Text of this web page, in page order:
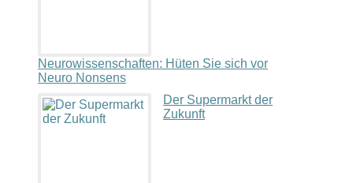
Neurowissenschaften: Hüten Sie sich vor
Neuro Nonsens
Der Supermarkt der
Zukunft